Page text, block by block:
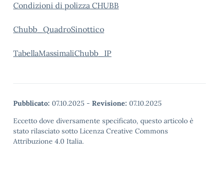
Condizioni di polizza CHUBB
Chubb_QuadroSinottico
TabellaMassimaliChubb_IP
Pubblicato: 07.10.2025 - Revisione: 07.10.2025
Eccetto dove diversamente specificato, questo articolo è
stato rilasciato sotto Licenza Creative Commons
Attribuzione 4.0 Italia.